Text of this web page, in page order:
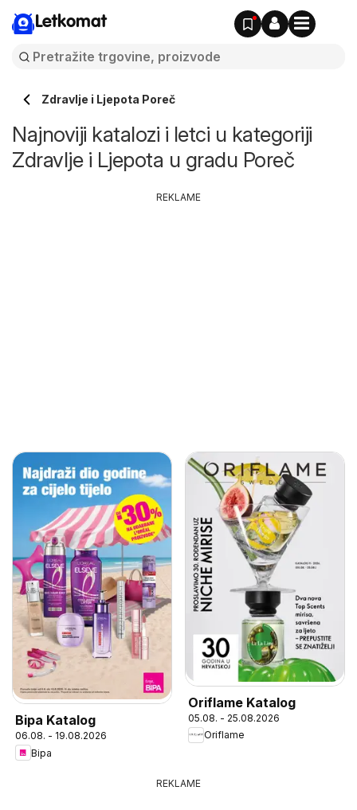
Letkomat
Zdravlje i Ljepota Poreč
Najnoviji katalozi i letci u kategoriji
Zdravlje i Ljepota u gradu Poreč
Bipa Katalog
06.08. - 19.08.2026
Bipa
Oriflame Katalog
05.08. - 25.08.2026
Oriflame
REKLAME
REKLAME